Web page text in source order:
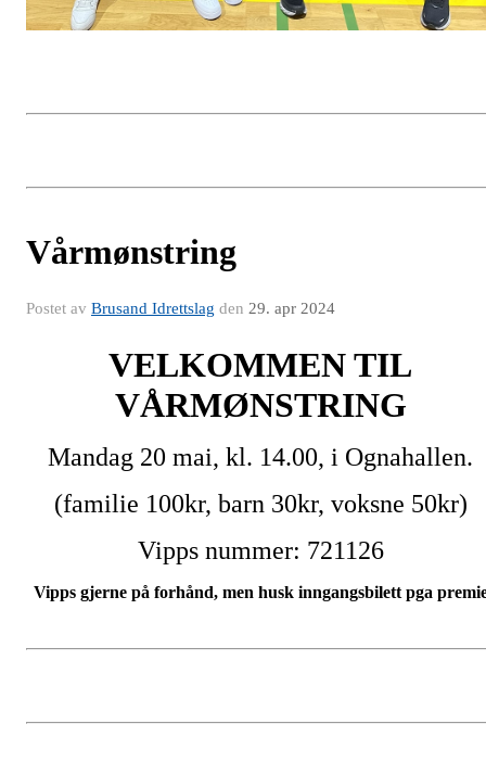
Vårmønstring
Postet av Brusand Idrettslag den 29. apr 2024
VELKOMMEN TIL
VÅRMØNSTRING
Mandag 20 mai, kl. 14.00, i Ognahallen.
(familie 100kr, barn 30kr, voksne 50kr)
Vipps nummer: 721126
Vipps gjerne på forhånd, men husk inngangsbilett pga